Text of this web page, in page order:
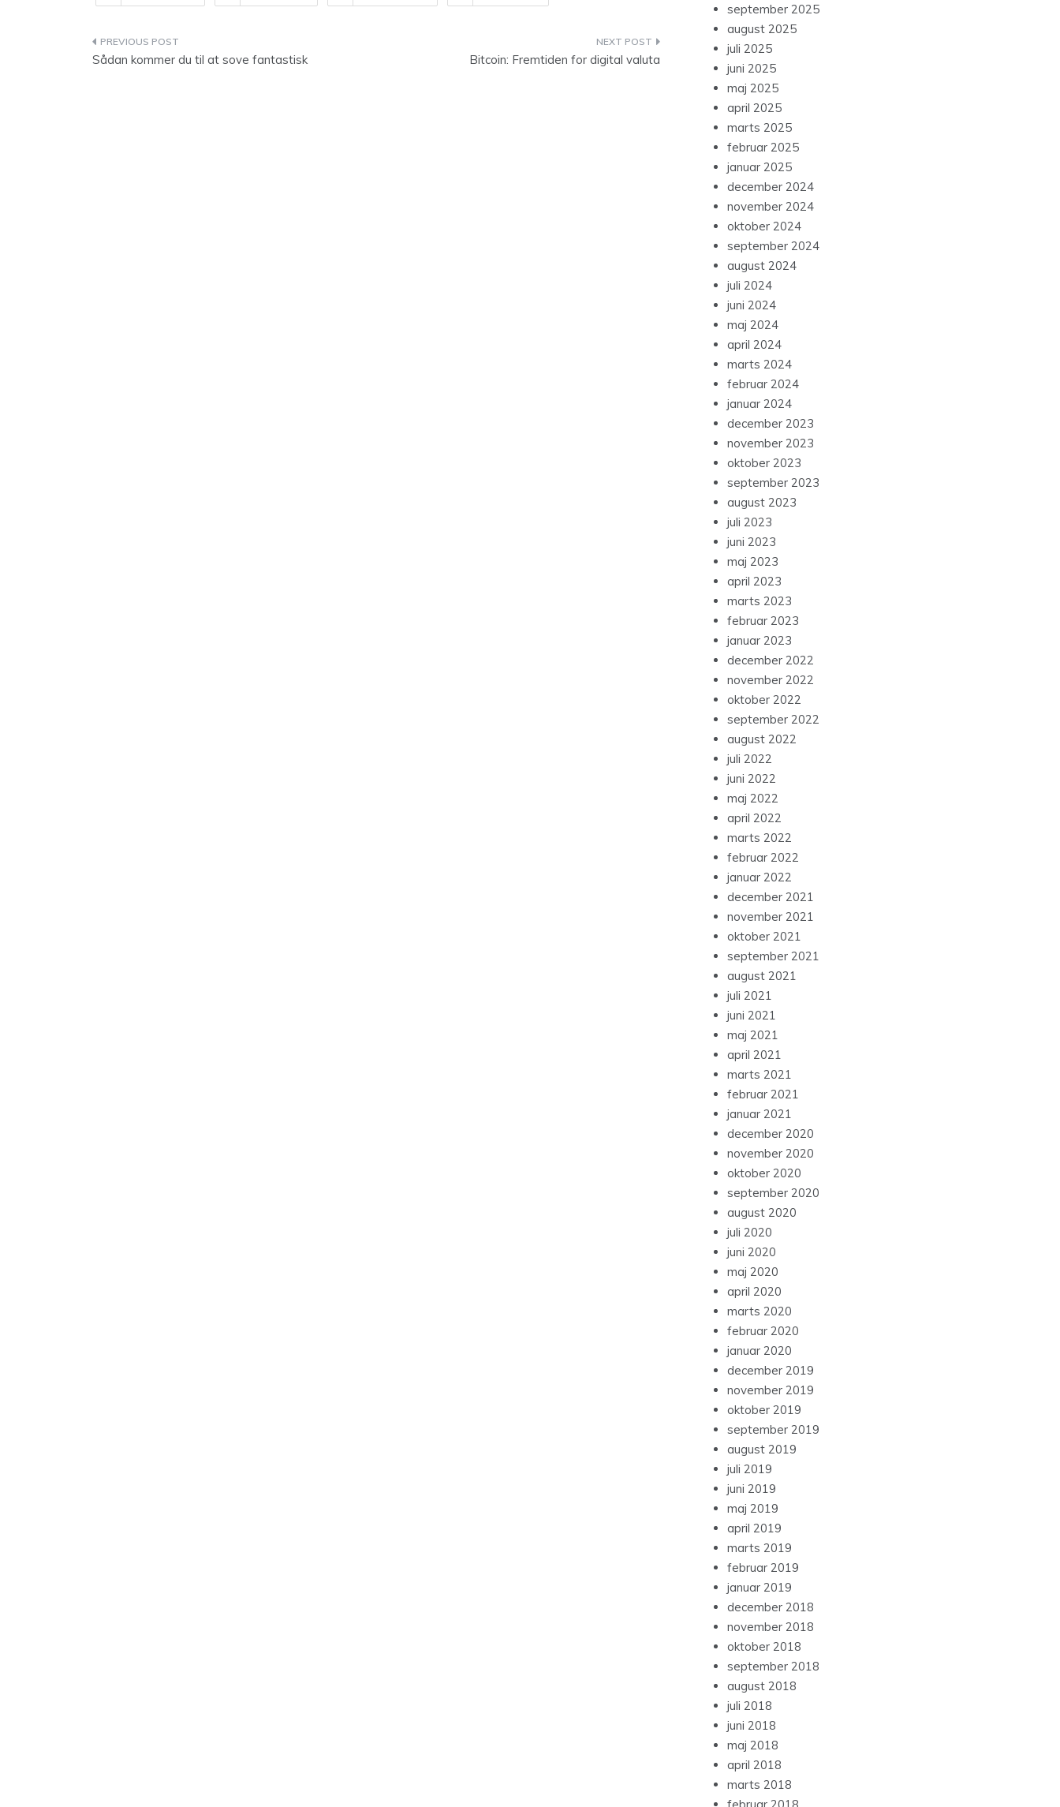
Indlægsnavigation
Sådan kommer du til at sove fantastisk Bitcoin: Fremtiden for digital valuta
september 2025
august 2025
juli 2025
juni 2025
maj 2025
april 2025
marts 2025
februar 2025
januar 2025
december 2024
november 2024
oktober 2024
september 2024
august 2024
juli 2024
juni 2024
maj 2024
april 2024
marts 2024
februar 2024
januar 2024
december 2023
november 2023
oktober 2023
september 2023
august 2023
juli 2023
juni 2023
maj 2023
april 2023
marts 2023
februar 2023
januar 2023
december 2022
november 2022
oktober 2022
september 2022
august 2022
juli 2022
juni 2022
maj 2022
april 2022
marts 2022
februar 2022
januar 2022
december 2021
november 2021
oktober 2021
september 2021
august 2021
juli 2021
juni 2021
maj 2021
april 2021
marts 2021
februar 2021
januar 2021
december 2020
november 2020
oktober 2020
september 2020
august 2020
juli 2020
juni 2020
maj 2020
april 2020
marts 2020
februar 2020
januar 2020
december 2019
november 2019
oktober 2019
september 2019
august 2019
juli 2019
juni 2019
maj 2019
april 2019
marts 2019
februar 2019
januar 2019
december 2018
november 2018
oktober 2018
september 2018
august 2018
juli 2018
juni 2018
maj 2018
april 2018
marts 2018